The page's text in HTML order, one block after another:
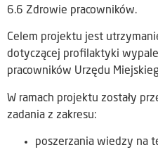
6.6 Zdrowie pracowników.
Celem projektu jest
dotyczącej profilaktyki
pracowników Urzędu
W ramach projektu zostały
zadania z zakresu:
poszerzania wiedzy na